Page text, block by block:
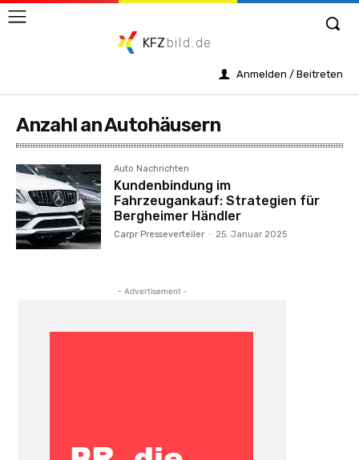
KFZ bild.de
Anmelden / Beitreten
Anzahl an Autohäusern
Auto Nachrichten
Kundenbindung im
Fahrzeugankauf: Strategien für
Bergheimer Händler
Carpr Presseverteiler - 25. Januar 2025
- Advertisement -